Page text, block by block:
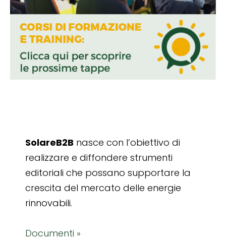
SolareB2B nasce con l’obiettivo di
realizzare e diffondere strumenti
editoriali che possano supportare la
crescita del mercato delle energie
rinnovabili.
Documenti »